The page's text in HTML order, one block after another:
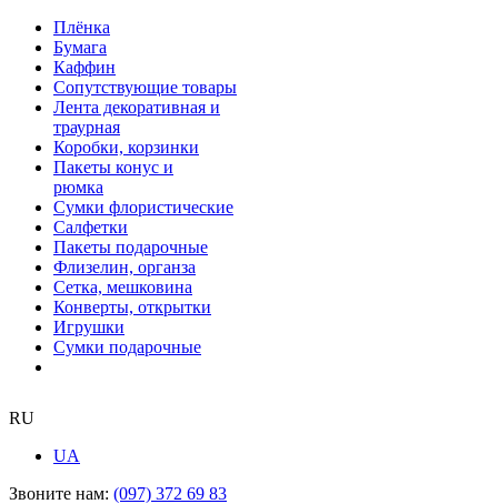
Плёнка
Бумага
Каффин
Сопутствующие товары
Лента декоративная и
траурная
Коробки, корзинки
Пакеты конус и
рюмка
Сумки флористические
Салфетки
Пакеты подарочные
Флизелин, органза
Сетка, мешковина
Конверты, открытки
Игрушки
Сумки подарочные
RU
UA
Звоните нам: (097) 372 69 83